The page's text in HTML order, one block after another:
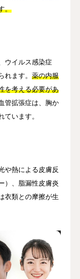
。
ウイルス感染症
れます。 薬の内服
を考える必要があ
管拡張症は、胸か
ています。
や熱による皮膚反
）、脂漏性皮膚炎
衣類との摩擦が生